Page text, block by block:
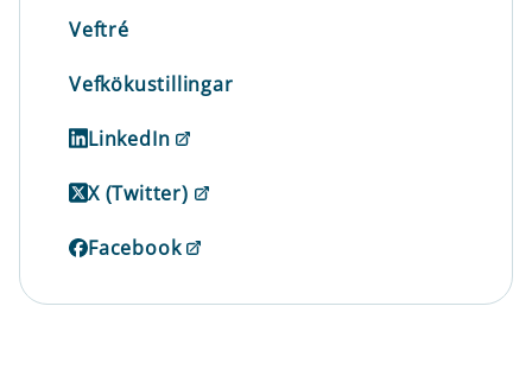
Veftré
Vefkökustillingar
LinkedIn
X (Twitter)
Facebook